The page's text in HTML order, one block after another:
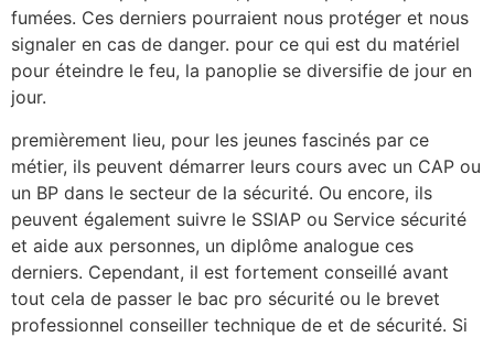
fumées. Ces derniers pourraient nous protéger et nous
signaler en cas de danger. pour ce qui est du matériel
pour éteindre le feu, la panoplie se diversifie de jour en
jour.
premièrement lieu, pour les jeunes fascinés par ce
métier, ils peuvent démarrer leurs cours avec un CAP ou
un BP dans le secteur de la sécurité. Ou encore, ils
peuvent également suivre le SSIAP ou Service sécurité
et aide aux personnes, un diplôme analogue ces
derniers. Cependant, il est fortement conseillé avant
tout cela de passer le bac pro sécurité ou le brevet
professionnel conseiller technique de et de sécurité. Si